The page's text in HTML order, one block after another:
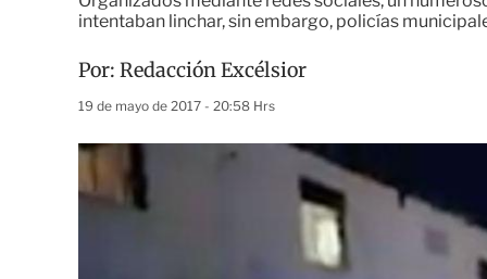
intentaban linchar, sin embargo, policías
Por: Redacción Excélsior
19 de mayo de 2017 - 20:58 Hrs